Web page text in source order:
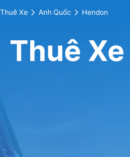
Thuê Xe Anh Quốc Hendon
Thuê